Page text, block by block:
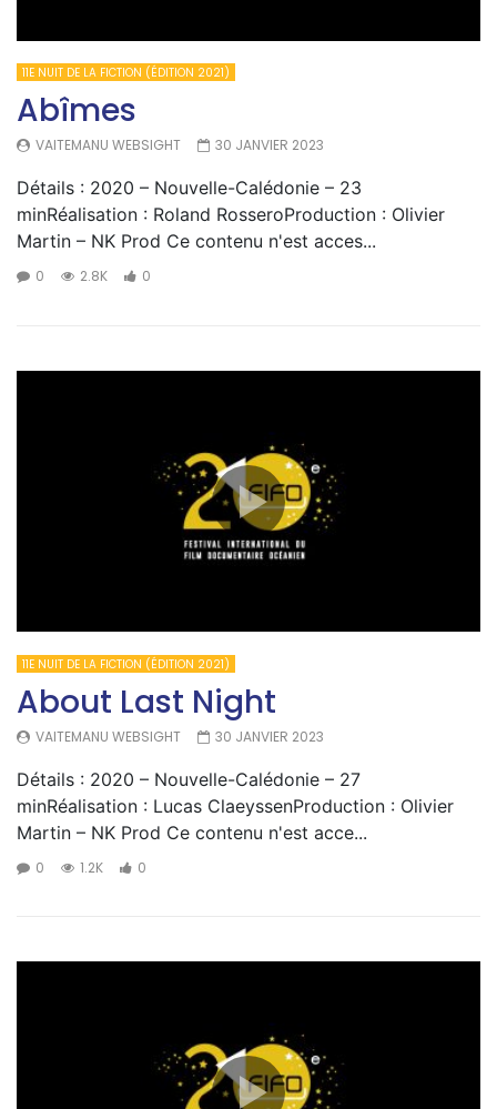
11E NUIT DE LA FICTION (ÉDITION 2021)
Abîmes
VAITEMANU WEBSIGHT 30 JANVIER 2023
Détails : 2020 – Nouvelle-Calédonie – 23
minRéalisation : Roland RosseroProduction : Olivier
Martin – NK Prod Ce contenu n'est acces...
0 2.8K 0
11E NUIT DE LA FICTION (ÉDITION 2021)
About Last Night
VAITEMANU WEBSIGHT 30 JANVIER 2023
Détails : 2020 – Nouvelle-Calédonie – 27
minRéalisation : Lucas ClaeyssenProduction : Olivier
Martin – NK Prod Ce contenu n'est acce...
0 1.2K 0